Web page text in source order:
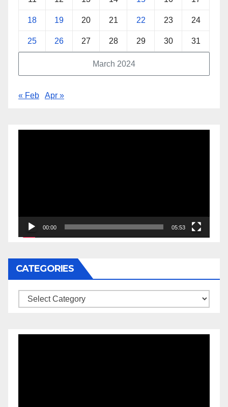
March 2024
18 19 20 21 22 23 24
25 26 27 28 29 30 31
« Feb Apr »
00:00 05:53
CATEGORIES
Categories